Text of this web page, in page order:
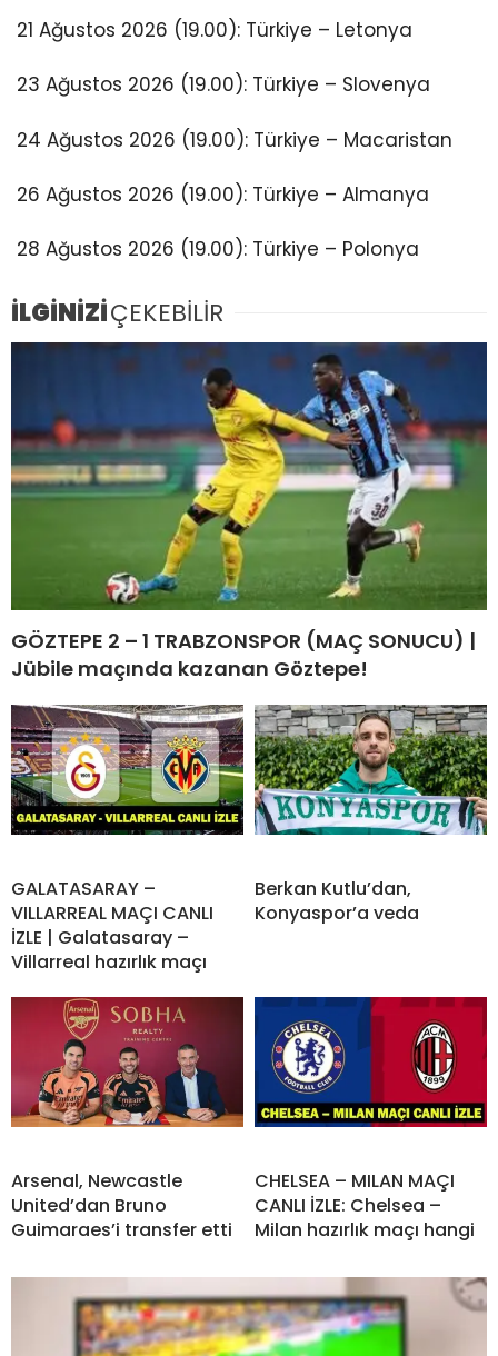
21 Ağustos 2026 (19.00): Türkiye – Letonya
23 Ağustos 2026 (19.00): Türkiye – Slovenya
24 Ağustos 2026 (19.00): Türkiye – Macaristan
26 Ağustos 2026 (19.00): Türkiye – Almanya
28 Ağustos 2026 (19.00): Türkiye – Polonya
İLGİNİZİÇEKEBİLİR
GÖZTEPE 2 – 1 TRABZONSPOR (MAÇ SONUCU) |
Jübile maçında kazanan Göztepe!
GALATASARAY –
VILLARREAL MAÇI CANLI
İZLE | Galatasaray –
Villarreal hazırlık maçı
Berkan Kutlu’dan,
Konyaspor’a veda
Arsenal, Newcastle
United’dan Bruno
Guimaraes’i transfer etti
CHELSEA – MILAN MAÇI
CANLI İZLE: Chelsea –
Milan hazırlık maçı hangi